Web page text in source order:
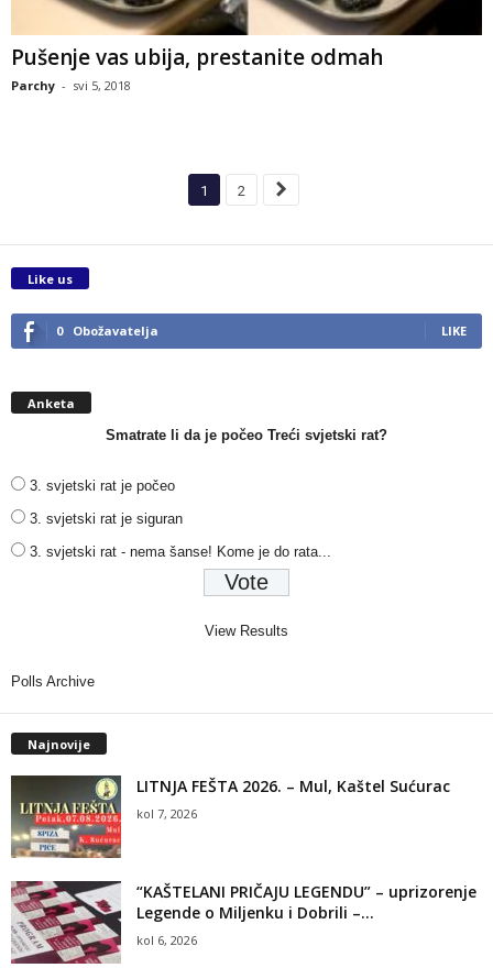
Pušenje vas ubija, prestanite odmah
Parchy - svi 5, 2018
1 2
Like us
0 Obožavatelja LIKE
Anketa
Smatrate li da je počeo Treći svjetski rat?
3. svjetski rat je počeo
3. svjetski rat je siguran
3. svjetski rat - nema šanse! Kome je do rata...
View Results
Polls Archive
Najnovije
LITNJA FEŠTA 2026. – Mul, Kaštel Sućurac
kol 7, 2026
“KAŠTELANI PRIČAJU LEGENDU” – uprizorenje
Legende o Miljenku i Dobrili –...
kol 6, 2026